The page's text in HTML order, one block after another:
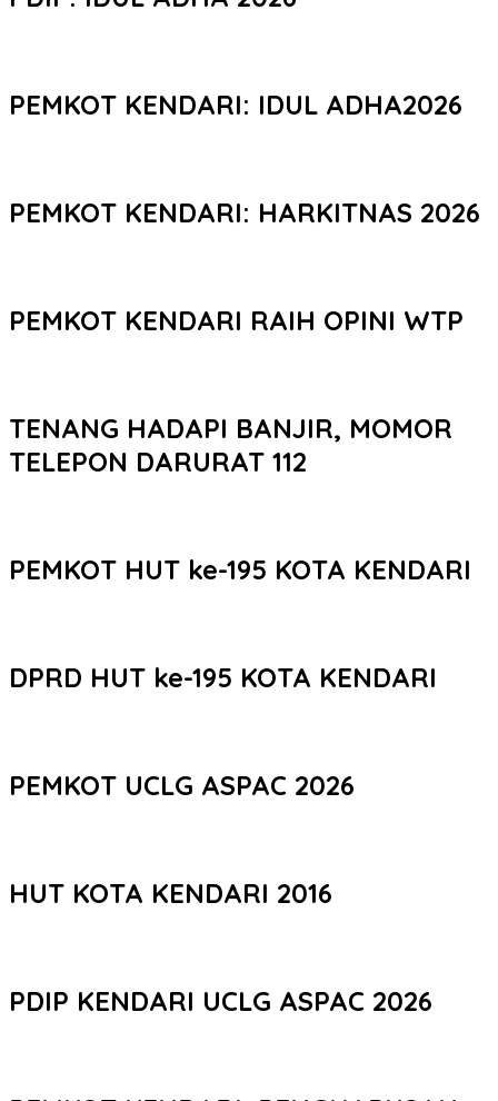
PEMKOT KENDARI: IDUL ADHA2026
PEMKOT KENDARI: HARKITNAS 2026
PEMKOT KENDARI RAIH OPINI WTP
TENANG HADAPI BANJIR, MOMOR
TELEPON DARURAT 112
PEMKOT HUT ke-195 KOTA KENDARI
DPRD HUT ke-195 KOTA KENDARI
PEMKOT UCLG ASPAC 2026
HUT KOTA KENDARI 2016
PDIP KENDARI UCLG ASPAC 2026